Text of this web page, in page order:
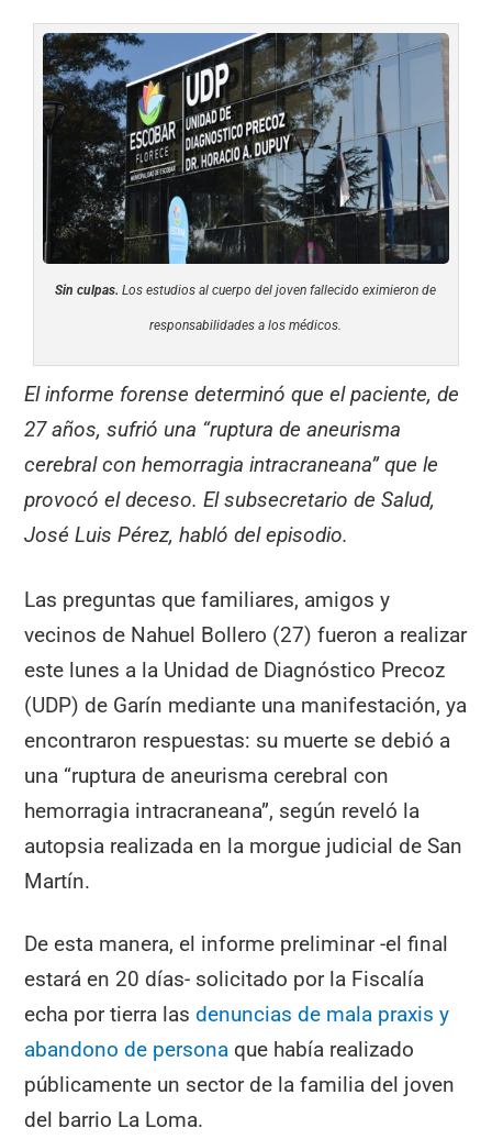
Sin culpas. Los estudios al cuerpo del joven fallecido eximieron de
responsabilidades a los médicos.
El informe forense determinó que el paciente, de
27 años, sufrió una “ruptura de aneurisma
cerebral con hemorragia intracraneana” que le
provocó el deceso. El subsecretario de Salud,
José Luis Pérez, habló del episodio.
Las preguntas que familiares, amigos y
vecinos de Nahuel Bollero (27) fueron a realizar
este lunes a la Unidad de Diagnóstico Precoz
(UDP) de Garín mediante una manifestación, ya
encontraron respuestas: su muerte se debió a
una “ruptura de aneurisma cerebral con
hemorragia intracraneana”, según reveló la
autopsia realizada en la morgue judicial de San
Martín.
De esta manera, el informe preliminar -el final
estará en 20 días- solicitado por la Fiscalía
echa por tierra lasdenuncias de mala praxis y
abandono de persona que había realizado
públicamente un sector de la familia del joven
del barrio La Loma.